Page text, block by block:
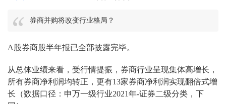
券商并购将改变行业格局？
A股券商股半年报已全部披露完毕。
从总体业绩来看，受行情提振，券商行业呈现集体高增长，
所有券商净利润均转正，更有13家券商净利润实现翻倍式增
长（数据口径：申万一级行业2021年-证券二级分类，下